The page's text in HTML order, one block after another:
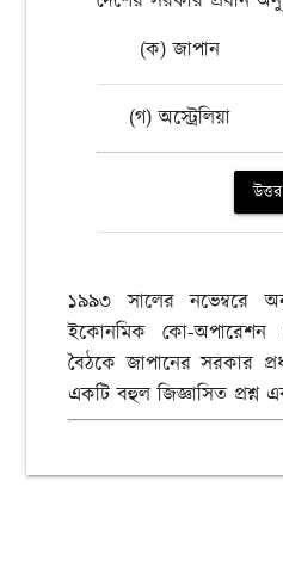
(ক) জাপান
(গ) অস্ট্রেলিয়া
উত্তর
১৯৯৩ সালের নভেম্বরে
ইকোনমিক কো-অপারেশন
বৈঠকে জাপানের সরকার
একটি বহুল জিজ্ঞাসিত প্রশ্ন